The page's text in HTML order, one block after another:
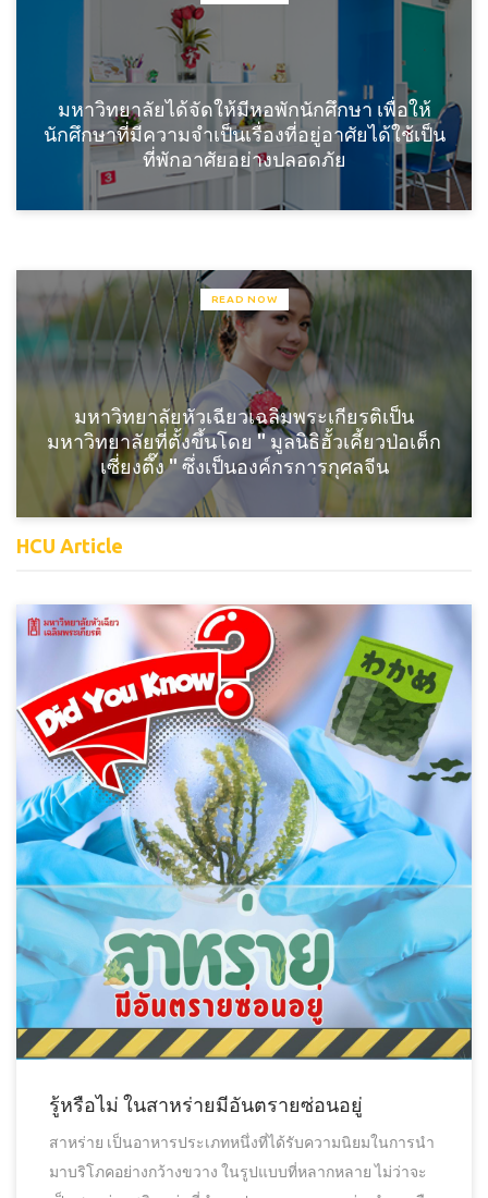
มหาวิทยาลัยได้จัดให้มีหอพักนักศึกษา เพื่อให้
นักศึกษาที่มีความจำเป็นเรื่องที่อยู่อาศัยได้ใช้เป็น
ที่พักอาศัยอย่างปลอดภัย
READ NOW
มหาวิทยาลัยหัวเฉียวเฉลิมพระเกียรติเป็น
มหาวิทยาลัยที่ตั้งขึ้นโดย " มูลนิธิฮั้วเคี้ยวป่อเต็ก
เซี่ยงตึ๊ง " ซึ่งเป็นองค์กรการกุศลจีน
HCU Article
รู้หรือไม่ ในสาหร่ายมีอันตรายซ่อนอยู่
สาหร่าย เป็นอาหารประเภทหนึ่งที่ได้รับความนิยมในการนำ
มาบริโภคอย่างกว้างขวาง ในรูปแบบที่หลากหลาย ไม่ว่าจะ